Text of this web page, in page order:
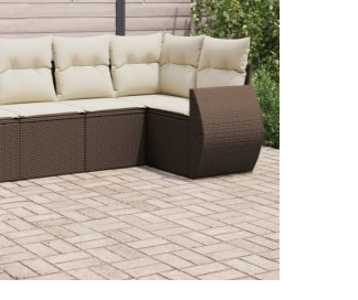
Подложки за фитнес уреди
Лостове за набиране
Силови кули
Йога и пилатес